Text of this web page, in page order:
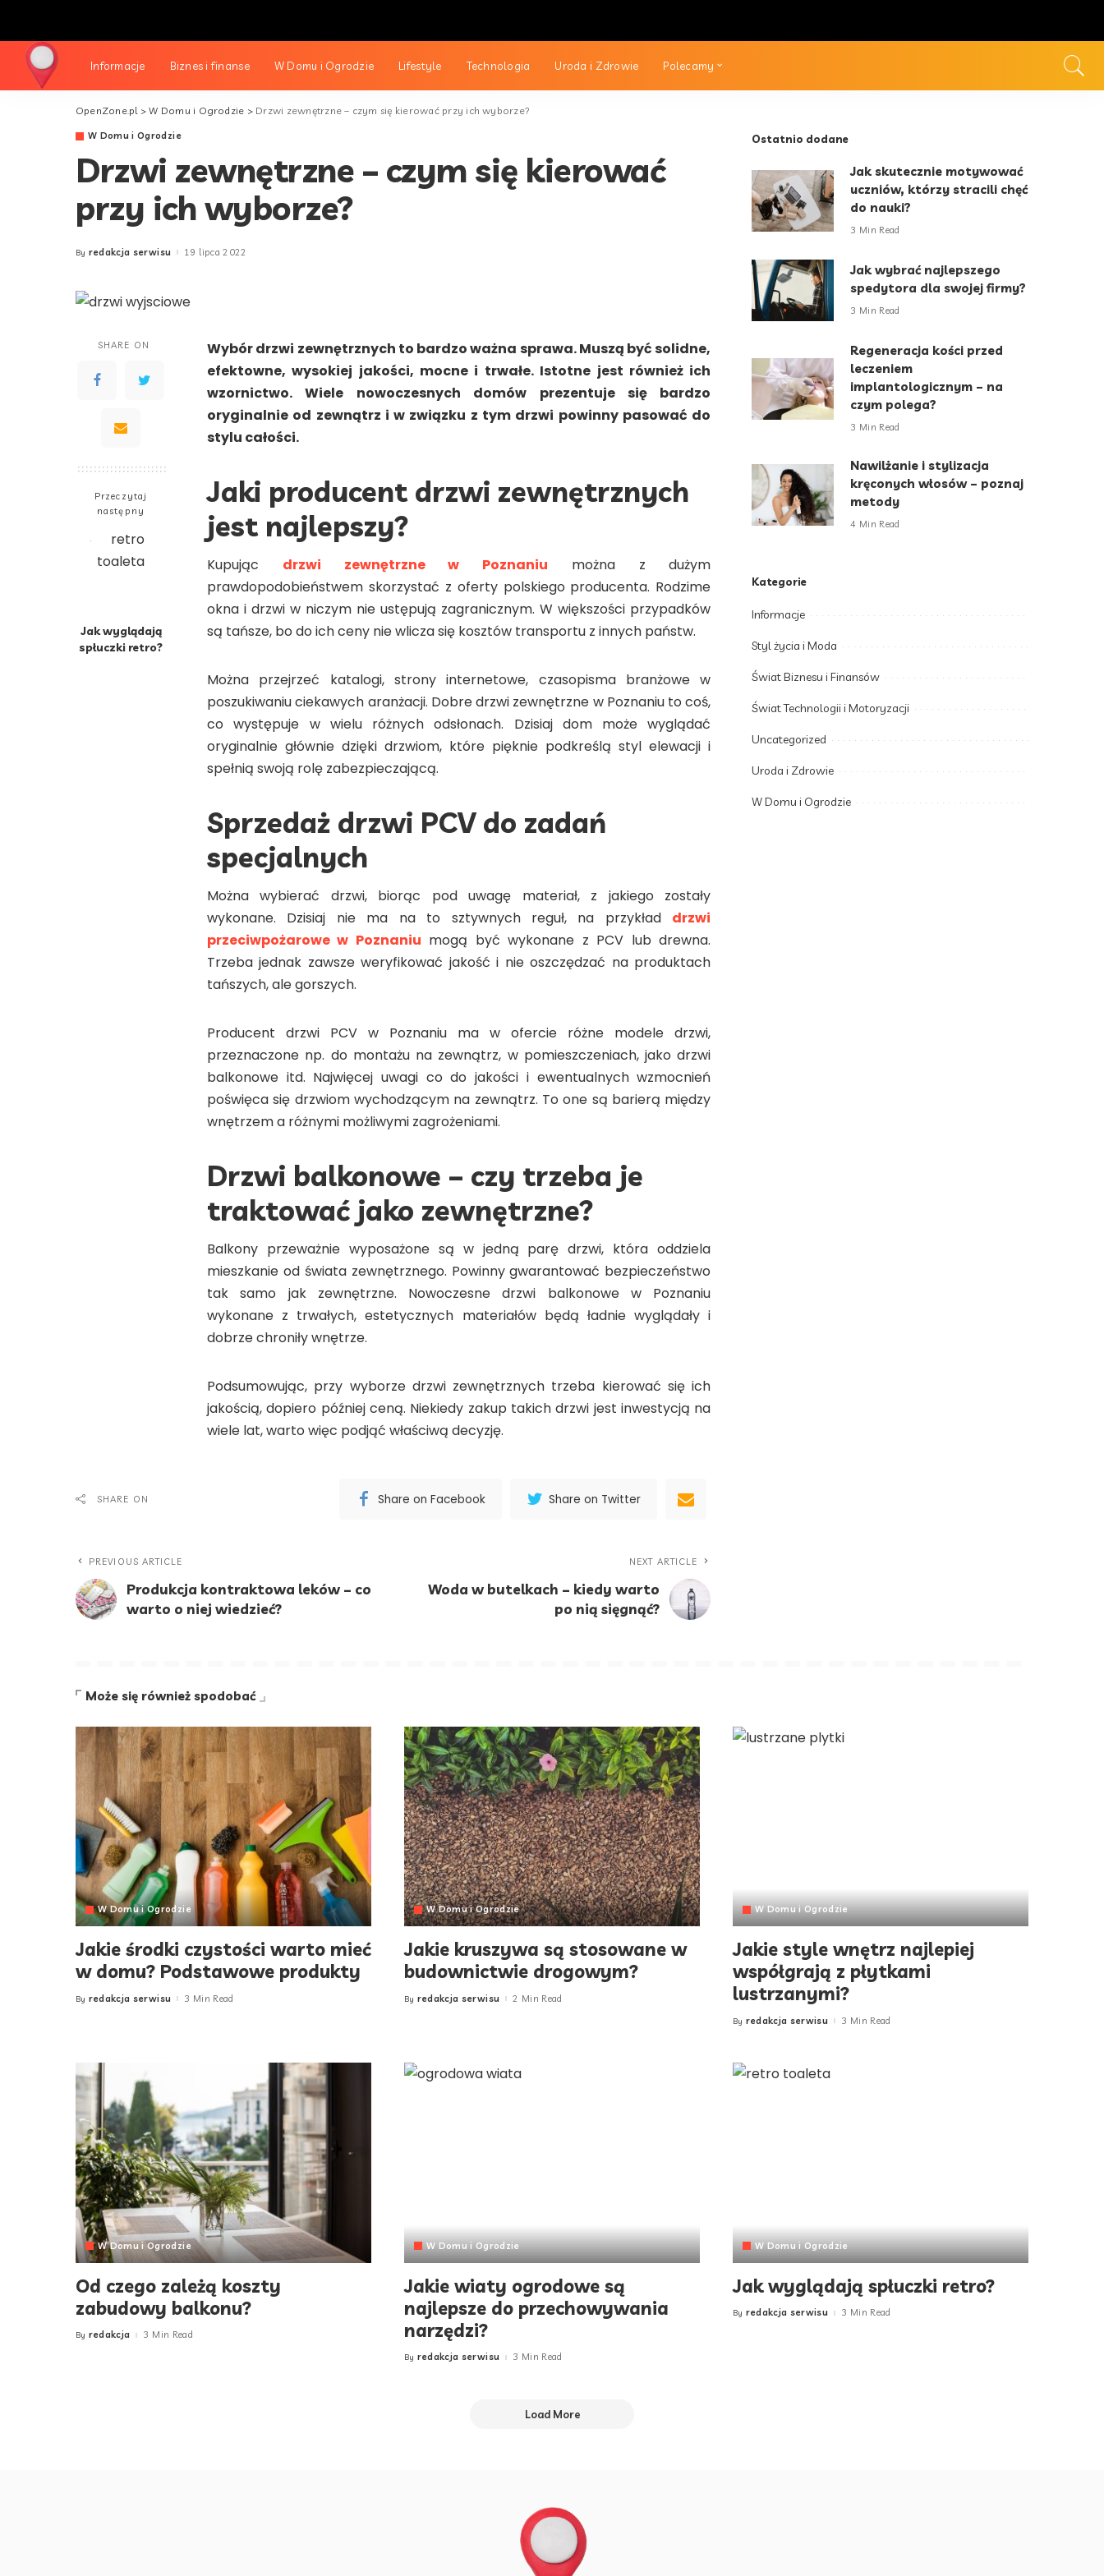
Informacje Biznes i finanse W Domu i Ogrodzie Lifestyle Technologia Uroda i Zdrowie Polecamy
OpenZone.pl>W Domu i Ogrodzie > Drzwi zewnętrzne – czym się kierować przy ich wyborze?
W Domu i Ogrodzie
Drzwi zewnętrzne – czym się kierować
przy ich wyborze?
Posted
By redakcja serwisu 19 lipca 2022
SHARE ON
Przeczytaj
następny
Jak wyglądają
spłuczki retro?
Wybór drzwi zewnętrznych to bardzo ważna sprawa. Muszą być solidne,
efektowne, wysokiej jakości, mocne i trwałe. Istotne jest również ich
wzornictwo. Wiele nowoczesnych domów prezentuje się bardzo
oryginalnie od zewnątrz i w związku z tym drzwi powinny pasować do
stylu całości.
Jaki producent drzwi zewnętrznych
jest najlepszy?
Kupując drzwi zewnętrzne w Poznaniu można z dużym
prawdopodobieństwem skorzystać z oferty polskiego producenta. Rodzime
okna i drzwi w niczym nie ustępują zagranicznym. W większości przypadków
są tańsze, bo do ich ceny nie wlicza się kosztów transportu z innych państw.
Można przejrzeć katalogi, strony internetowe, czasopisma branżowe w
poszukiwaniu ciekawych aranżacji. Dobredrzwi zewnętrzne w Poznaniu to coś,
co występuje w wielu różnych odsłonach. Dzisiaj dom może wyglądać
oryginalnie głównie dzięki drzwiom, które pięknie podkreślą styl elewacji i
spełnią swoją rolę zabezpieczającą.
Sprzedaż drzwi PCVdo zadań
specjalnych
Można wybierać drzwi, biorąc pod uwagę materiał, z jakiego zostały
wykonane. Dzisiaj nie ma na to sztywnych reguł, na przykład drzwi
przeciwpożarowe w Poznaniu mogą być wykonane z PCV lub drewna.
Trzeba jednak zawsze weryfikować jakość i nie oszczędzać na produktach
tańszych, ale gorszych.
Producent drzwi PCV w Poznaniu ma w ofercie różne modele drzwi,
przeznaczone np. do montażu na zewnątrz, w pomieszczeniach, jako drzwi
balkonowe itd. Najwięcej uwagi co do jakości i ewentualnych wzmocnień
poświęca się drzwiom wychodzącym na zewnątrz. To one są barierą między
wnętrzem a różnymi możliwymi zagrożeniami.
Drzwi balkonowe – czy trzeba je
traktować jako zewnętrzne?
Balkony przeważnie wyposażone są w jedną parę drzwi, która oddziela
mieszkanie od świata zewnętrznego. Powinny gwarantować bezpieczeństwo
tak samo jak zewnętrzne. Nowoczesnedrzwi balkonowe w Poznaniu
wykonane z trwałych, estetycznych materiałów będą ładnie wyglądały i
dobrze chroniły wnętrze.
Podsumowując, przy wyborze drzwi zewnętrznych trzeba kierować się ich
jakością, dopiero później ceną. Niekiedy zakup takich drzwi jest inwestycją na
wiele lat, warto więc podjąć właściwą decyzję.
SHARE ON Share on Facebook Share on Twitter
PREVIOUS ARTICLE
Produkcja kontraktowa leków – co
warto o niej wiedzieć?
NEXT ARTICLE
Woda w butelkach – kiedy warto
po nią sięgnąć?
Ostatnio dodane
Jak skutecznie motywować
uczniów, którzy stracili chęć
do nauki?
3 Min Read
Jak wybrać najlepszego
spedytora dla swojej firmy?
3 Min Read
Regeneracja kości przed
leczeniem
implantologicznym – na
czym polega?
3 Min Read
Nawilżanie i stylizacja
kręconych włosów – poznaj
metody
4 Min Read
Kategorie
Informacje
Styl życia i Moda
Świat Biznesu i Finansów
Świat Technologii i Motoryzacji
Uncategorized
Uroda i Zdrowie
W Domu i Ogrodzie
Może się również spodobać
W Domu i Ogrodzie
Jakie środki czystości warto mieć
w domu? Podstawowe produkty
Posted
By redakcja serwisu 3 Min Read
W Domu i Ogrodzie
Jakie kruszywa są stosowane w
budownictwie drogowym?
Posted
By redakcja serwisu 2 Min Read
W Domu i Ogrodzie
Jakie style wnętrz najlepiej
współgrają z płytkami
lustrzanymi?
Posted
By redakcja serwisu 3 Min Read
W Domu i Ogrodzie
Od czego zależą koszty
zabudowy balkonu?
Posted
By redakcja 3 Min Read
W Domu i Ogrodzie
Jakie wiaty ogrodowe są
najlepsze do przechowywania
narzędzi?
Posted
By redakcja serwisu 3 Min Read
W Domu i Ogrodzie
Jak wyglądają spłuczki retro?
Posted
By redakcja serwisu 3 Min Read
Load More